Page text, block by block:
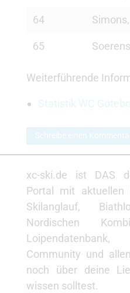
64
65
Weiterführende
Statistik WC
Schreibe einen Kommentar
xc-ski.de ist DAS
Portal mit
Skilanglauf,
Nordischen
Community und
noch über deine
wissen solltest.